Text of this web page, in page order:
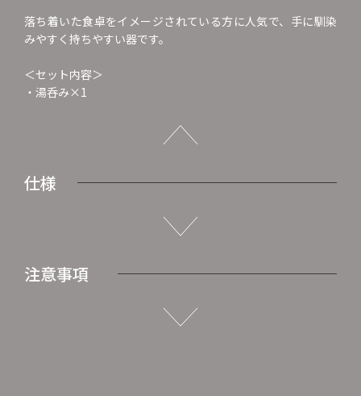
落ち着いた食卓をイメージされている方に人気で、手に馴染
みやすく持ちやすい器です。
＜セット内容＞
・湯呑み×1
仕様
注意事項